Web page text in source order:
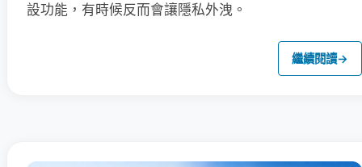
設功能，有時候反而會讓隱私外洩。
繼續閱讀→